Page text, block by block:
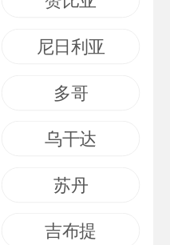
尼日利亚
多哥
乌干达
苏丹
吉布提